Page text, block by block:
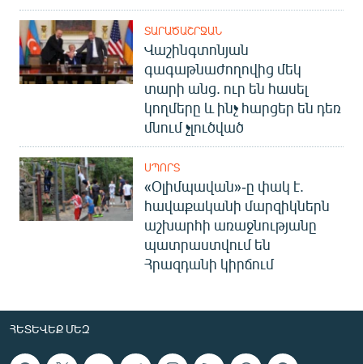
ՏԱՐԱԾԱՇՐՋԱՆ
Վաշինգտոնյան
գագաթնաժողովից մեկ
տարի անց. ուր են հասել
կողմերը և ինչ հարցեր են դեռ
մնում չլուծված
ՍՊՈՐՏ
«Օլիմպավան»-ը փակ է.
հավաքականի մարզիկներն
աշխարհի առաջնությանը
պատրաստվում են
Հրազդանի կիրճում
ՀԵՏԵՎԵՔ ՄԵԶ